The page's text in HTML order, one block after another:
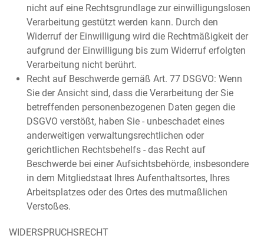
nicht auf eine Rechtsgrundlage zur einwilligungslosen
Verarbeitung gestützt werden kann. Durch den
Widerruf der Einwilligung wird die Rechtmäßigkeit der
aufgrund der Einwilligung bis zum Widerruf erfolgten
Verarbeitung nicht berührt.
Recht auf Beschwerde gemäß Art. 77 DSGVO: Wenn
Sie der Ansicht sind, dass die Verarbeitung der Sie
betreffenden personenbezogenen Daten gegen die
DSGVO verstößt, haben Sie - unbeschadet eines
anderweitigen verwaltungsrechtlichen oder
gerichtlichen Rechtsbehelfs - das Recht auf
Beschwerde bei einer Aufsichtsbehörde, insbesondere
in dem Mitgliedstaat Ihres Aufenthaltsortes, Ihres
Arbeitsplatzes oder des Ortes des mutmaßlichen
Verstoßes.
WIDERSPRUCHSRECHT